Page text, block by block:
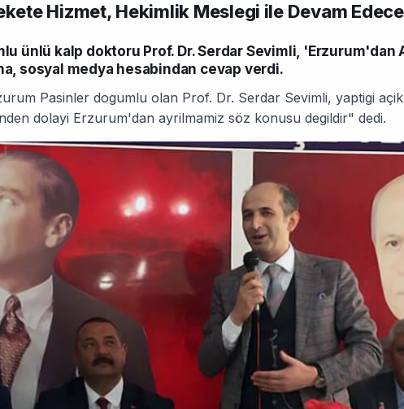
Hizmet, Hekimlik Meslegi ile Devam
ünlü kalp doktoru Prof. Dr. Serdar Sevimli, 'Erzurum'dan
sosyal medya hesabindan cevap verdi.
Pasinler dogumlu olan Prof. Dr. Serdar Sevimli, yaptigi
dolayi Erzurum'dan ayrilmamiz söz konusu degildir" dedi.